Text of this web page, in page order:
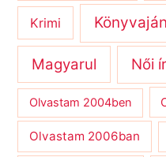
Krimi
Magyarul Női
Olvastam 2004ben
Olvastam 2006ban